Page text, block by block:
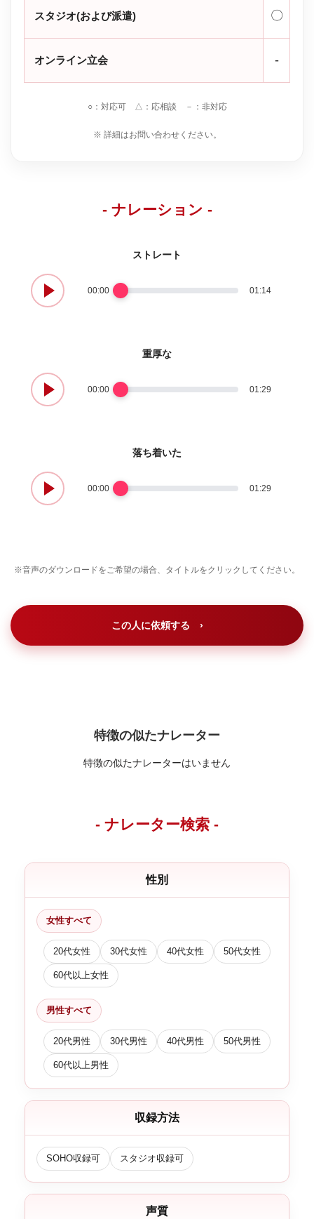
スタジオ(および派遣) 〇
オンライン立会 -
○：対応可 △：応相談 －：非対応
※ 詳細はお問い合わせください。
- ナレーション -
ストレート
00:00 01:14
重厚な
00:00 01:29
落ち着いた
00:00 01:29
※音声のダウンロードをご希望の場合、タイトルをクリックしてください。
この人に依頼する ›
特徴の似たナレーター
特徴の似たナレーターはいません
- ナレーター検索 -
性別
女性すべて
20代女性 30代女性 40代女性 50代女性
60代以上女性
男性すべて
20代男性 30代男性 40代男性 50代男性
60代以上男性
収録方法
SOHO収録可 スタジオ収録可
声質